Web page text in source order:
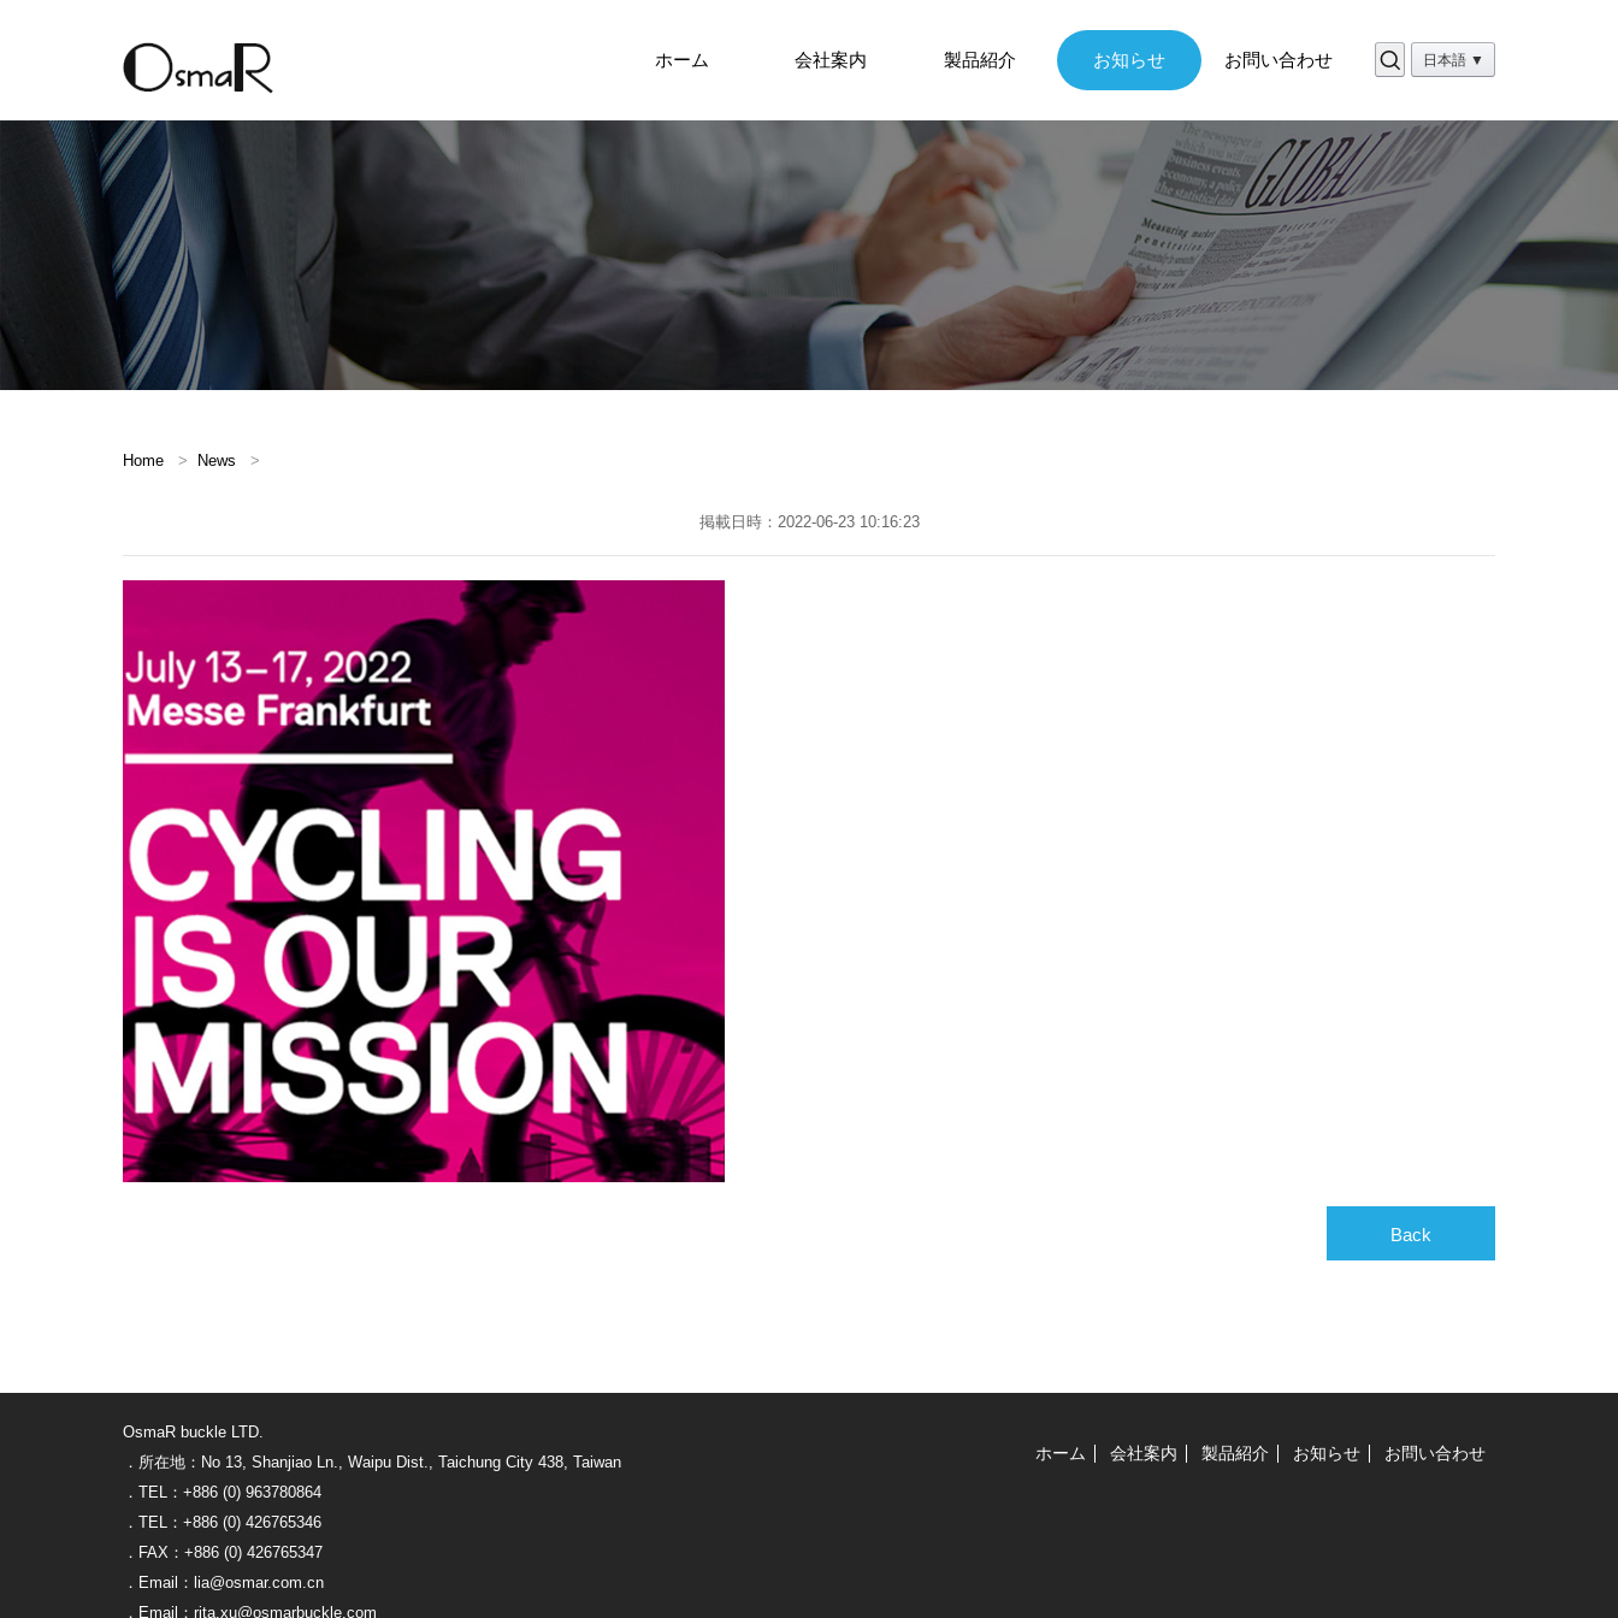
日本語 ▼
ホーム 会社案内 製品紹介 お知らせ お問い合わせ
Home News
掲載日時：2022-06-23 10:16:23
Back
OsmaR buckle LTD.
．所在地：No 13, Shanjiao Ln., Waipu Dist., Taichung City 438, Taiwan
．TEL：+886 (0) 963780864
．TEL：+886 (0) 426765346
．FAX：+886 (0) 426765347
．Email：lia@osmar.com.cn
．Email：rita.xu@osmarbuckle.com
ホーム 会社案内 製品紹介 お知らせ お問い合わせ